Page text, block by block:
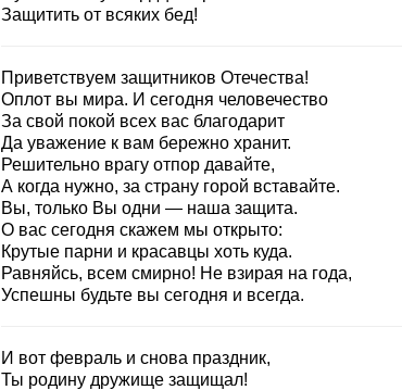
Защитить от всяких бед!
Приветствуем защитников Отечества!
Оплот вы мира. И сегодня человечество
За свой покой всех вас благодарит
Да уважение к вам бережно хранит.
Решительно врагу отпор давайте,
А когда нужно, за страну горой вставайте.
Вы, только Вы одни — наша защита.
О вас сегодня скажем мы открыто:
Крутые парни и красавцы хоть куда.
Равняйсь, всем смирно! Не взирая на года,
Успешны будьте вы сегодня и всегда.
И вот февраль и снова праздник,
Ты родину дружище защищал!